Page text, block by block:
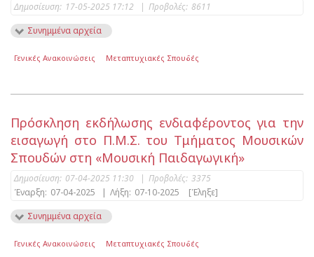
Δημοσίευση: 17-05-2025 17:12 | Προβολές: 8611
Συνημμένα αρχεία
Γενικές Ανακοινώσεις Μεταπτυχιακές Σπουδές
Πρόσκληση εκδήλωσης ενδιαφέροντος για την
εισαγωγή στο Π.Μ.Σ. του Τμήματος Μουσικών
Σπουδών στη «Μουσική Παιδαγωγική»
Δημοσίευση: 07-04-2025 11:30 | Προβολές: 3375
Έναρξη: 07-04-2025 | Λήξη: 07-10-2025
[Έληξε]
Συνημμένα αρχεία
Γενικές Ανακοινώσεις Μεταπτυχιακές Σπουδές